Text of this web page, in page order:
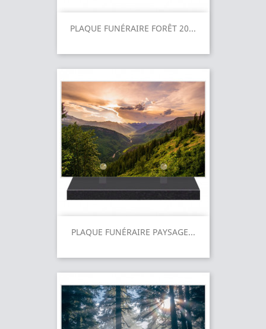
PLAQUE FUNÉRAIRE FORÊT 20...
PLAQUE FUNÉRAIRE PAYSAGE...